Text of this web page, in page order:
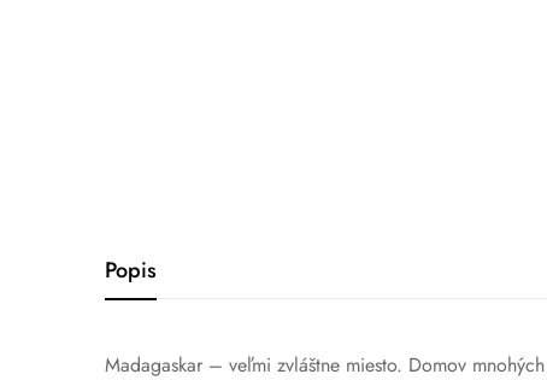
Popis
Madagaskar – veľmi zvláštne miesto. Domov